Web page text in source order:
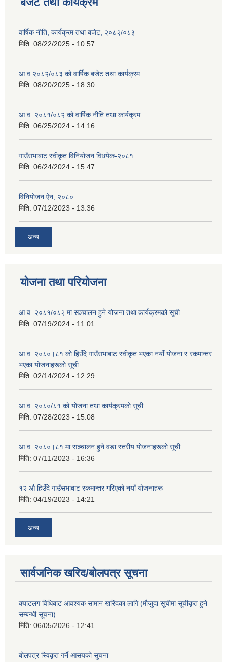
वार्षिक नीति, कार्यक्रम तथा बजेट, २०८२/०८३
मिति: 08/22/2025 - 10:57
आ.व.२०८२/०८३ को वार्षिक बजेट तथा कार्यक्रम
मिति: 08/20/2025 - 18:30
आ.व. २०८१/०८२ को वार्षिक नीति तथा कार्यक्रम
मिति: 06/25/2024 - 14:16
गाउँसभाबाट स्वीकृत विनियोजन विधयेक-२०८१
मिति: 06/24/2024 - 15:47
विनियोजन ऐन, २०८०
मिति: 07/12/2023 - 13:36
अन्य
योजना तथा परियोजना
आ.व. २०८१/०८२ मा सञ्चालन हुने योजना तथा कार्यक्रमको सूची
मिति: 07/19/2024 - 11:01
आ.व. २०८०।८१ को हिउँदे गाउँसभाबाट स्वीकृत भएका नयाँ योजना र रकमान्तर
भएका योजनाहरूको सूची
मिति: 02/14/2024 - 12:29
आ.व. २०८०/८१ को योजना तथा कार्यक्रमको सूची
मिति: 07/28/2023 - 15:08
आ.व. २०८०।८१ मा सञ्चालन हुने वडा स्तरीय योजनाहरूको सूची
मिति: 07/11/2023 - 16:36
१२ औ हिउँदे गाउँसभाबाट रकमान्तर गरिएको नयाँ योजनाहरू
मिति: 04/19/2023 - 14:21
अन्य
सार्वजनिक खरिद/बोलपत्र सूचना
क्याटलग विधिबाट आवश्यक सामान खरिदका लागि (मौजुदा सूचीमा सूचीकृत हुने
सम्बन्धी सूचना)
मिति: 06/05/2026 - 12:41
बोलपत्र स्विकृत गर्ने आसयको सुचना